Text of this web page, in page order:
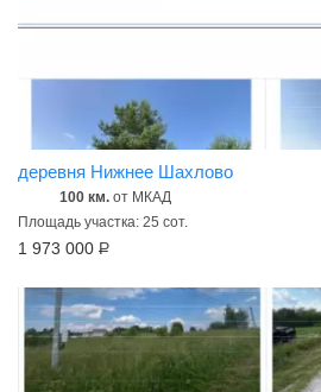
деревня Нижнее Шахлово
100 км. от МКАД
Площадь участка: 25 сот.
1 973 000 Р